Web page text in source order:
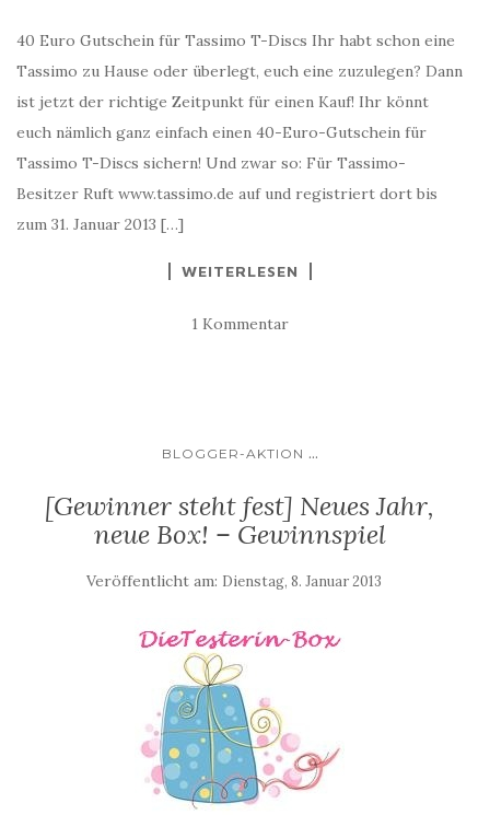
40 Euro Gutschein für Tassimo T-Discs Ihr habt schon eine
Tassimo zu Hause oder überlegt, euch eine zuzulegen? Dann
ist jetzt der richtige Zeitpunkt für einen Kauf! Ihr könnt
euch nämlich ganz einfach einen 40-Euro-Gutschein für
Tassimo T-Discs sichern! Und zwar so: Für Tassimo-
Besitzer Ruft www.tassimo.de auf und registriert dort bis
zum 31. Januar 2013 […]
WEITERLESEN
1 Kommentar
BLOGGER-AKTION ...
[Gewinner steht fest] Neues Jahr,
neue Box! – Gewinnspiel
Veröffentlicht am: Dienstag, 8. Januar 2013